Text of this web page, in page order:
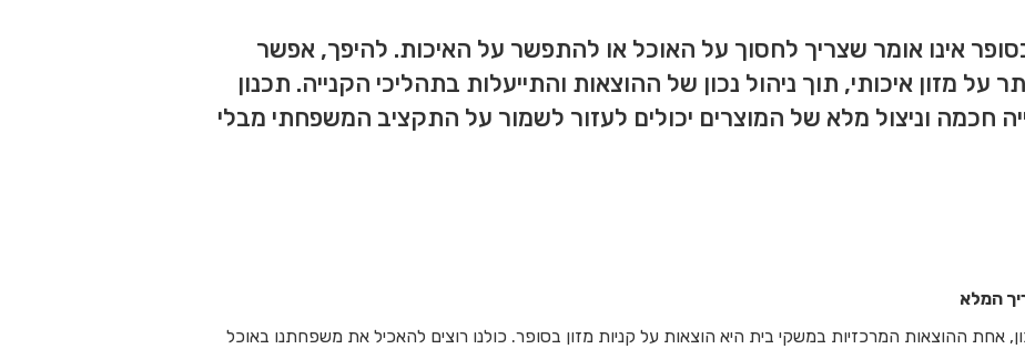
בסופר אינו אומר שצריך לחסוך על האוכל או להתפשר על האיכות. להיפך, אפשר
על מזון איכותי, תוך ניהול נכון של ההוצאות והתייעלות בתהליכי הקנייה. תכנון
חכמה וניצול מלא של המוצרים יכולים לעזור לשמור על התקציב המשפחתי מבלי
המלא
אחת ההוצאות המרכזיות במשקי בית היא הוצאות על קניות מזון בסופר. כולנו רוצים להאכיל את משפחתנו באוכל